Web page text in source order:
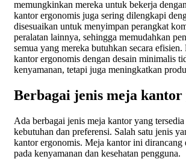
memungkinkan mereka untuk bekerja
kantor ergonomis juga sering dilengkapi
disesuaikan untuk menyimpan perangkat
peralatan lainnya, sehingga memudahkan
semua yang mereka butuhkan secara
kantor ergonomis dengan desain minimalis
kenyamanan, tetapi juga meningkatkan
Berbagai jenis meja kantor
Ada berbagai jenis meja kantor yang
kebutuhan dan preferensi. Salah satu jenis
kantor ergonomis. Meja kantor ini dirancang
pada kenyamanan dan kesehatan pengguna.